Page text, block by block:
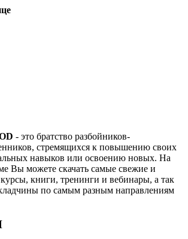
- это братство разбойников-
стремящихся к повышению своих
навыков или освоению новых. На
Вы можете скачать самые свежие и
книги, тренинги и вебинары, а так
по самым разным направлениям